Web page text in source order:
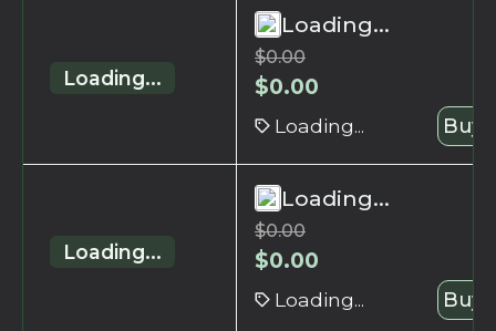
Loading...
Loading...
$0.00
$0.00
Loading... Buy
Loading...
Loading...
$0.00
$0.00
Loading... Buy